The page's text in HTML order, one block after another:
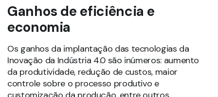
Ganhos de eficiência e
economia
Os ganhos da implantação das tecnologias da
Inovação da Indústria 4.0 são inúmeros: aumento
da produtividade, redução de custos, maior
controle sobre o processo produtivo e